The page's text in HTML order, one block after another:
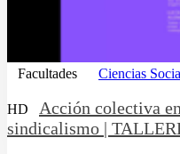
Facultades Ciencias
HD
Acción colectiva
sindicalismo |